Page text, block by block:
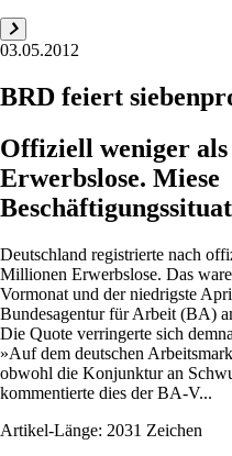
03.05.2012
BRD feiert
Offiziell weniger
Erwerbslose. Miese
Deutschland registrierte nach
Millionen Erwerbslose. Das
Vormonat und der niedrigste
Bundesagentur für Arbeit (BA)
Die Quote verringerte sich
»Auf dem deutschen
obwohl die Konjunktur an
kommentierte dies der BA-V...
Artikel-Länge: 2031 Zeichen